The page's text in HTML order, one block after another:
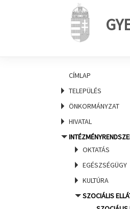
CÍMLAP
TELEPÜLÉS
ÖNKORMÁNYZAT
HIVATAL
OKTATÁS
EGÉSZSÉGÜGY
KULTÚRA
SZOCIÁLIS